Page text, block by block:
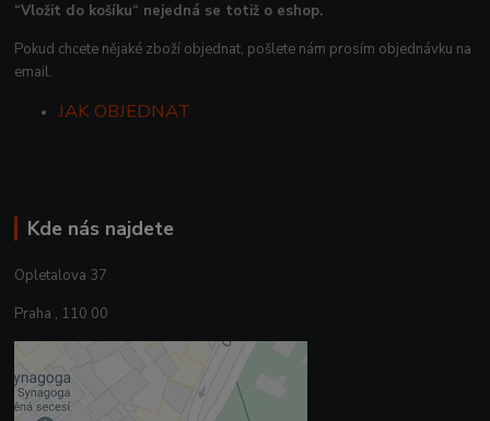
“Vložit do košíku“ nejedná se totiž o eshop.
Pokud chcete nějaké zboží objednat, pošlete nám prosím objednávku na
email.
JAK OBJEDNAT
Kde nás najdete
Opletalova 37
Praha , 110 00